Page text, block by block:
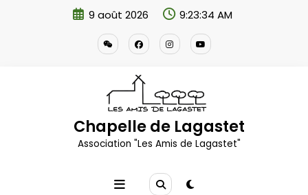
9 août 2026 9:23:34 AM
Chapelle de Lagastet
Association "Les Amis de Lagastet"